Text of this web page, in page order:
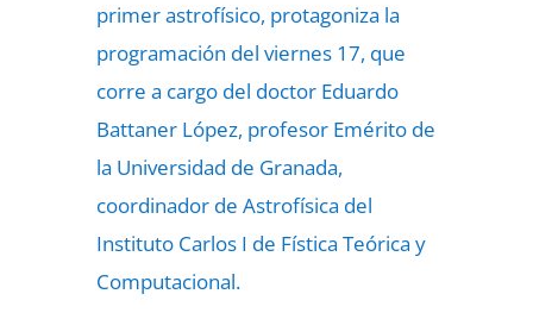
primer astrofísico, protagoniza la
programación del viernes 17, que
corre a cargo del doctor Eduardo
Battaner López, profesor Emérito de
la Universidad de Granada,
coordinador de Astrofísica del
Instituto Carlos I de Fística Teórica y
Computacional.